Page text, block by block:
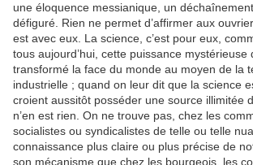
une éloquence messianique, un déchaînement
défiguré. Rien ne permet d’affirmer aux
est avec eux. La science, c’est pour eux,
tous aujourd’hui, cette puissance mystérieuse
transformé la face du monde au moyen de la
industrielle ; quand on leur dit que la science
croient aussitôt posséder une source illimitée
n’en est rien. On ne trouve pas, chez les
socialistes ou syndicalistes de telle ou telle
connaissance plus claire ou plus précise de
son mécanisme que chez les bourgeois, les